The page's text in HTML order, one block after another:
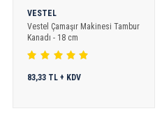
VESTEL
Vestel Çamaşır Makinesi Tambur
Kanadı - 18 cm
83,33 TL + KDV